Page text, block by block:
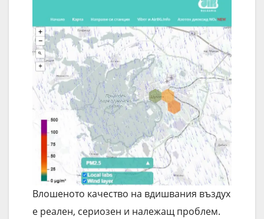
Влошеното качество на вдишвания въздух
е реален, сериозен и належащ проблем.